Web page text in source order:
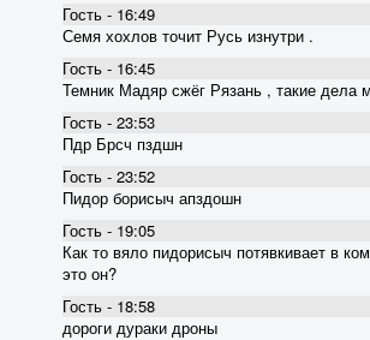
Гость - 16:49
Семя хохлов точит Русь изнутри .
Гость - 16:45
Темник Мадяр сжёг Рязань , такие дела
Гость - 23:53
Пдр Брсч пздшн
Гость - 23:52
Пидор борисыч апздошн
Гость - 19:05
Как то вяло пидорисыч потявкивает в
это он?
Гость - 18:58
дороги дураки дроны